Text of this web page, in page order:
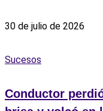
30 de julio de 2026
Sucesos
Conductor